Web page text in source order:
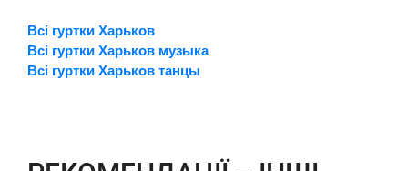
Всі гуртки Харьков
Всі гуртки Харьков музыка
Всі гуртки Харьков танцы